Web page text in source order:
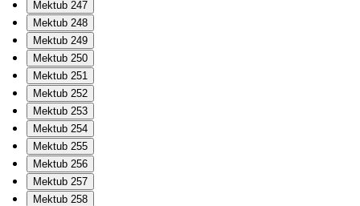
Mektub 247
Mektub 248
Mektub 249
Mektub 250
Mektub 251
Mektub 252
Mektub 253
Mektub 254
Mektub 255
Mektub 256
Mektub 257
Mektub 258